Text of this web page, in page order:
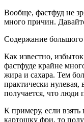
Вообще, фастфуд не
много причин.
Содержание большого
Как известно,
фастфуде крайне
жира и сахара. Тем
практически
получается, что люди
К примеру, если взять
картошку фри, то